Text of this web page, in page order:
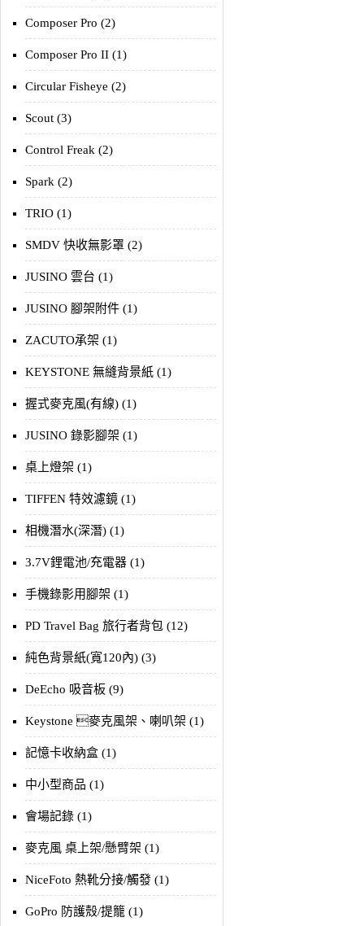
Composer Pro (2)
Composer Pro II (1)
Circular Fisheye (2)
Scout (3)
Control Freak (2)
Spark (2)
TRIO (1)
SMDV 快收無影罩 (2)
JUSINO 雲台 (1)
JUSINO 腳架附件 (1)
ZACUTO承架 (1)
KEYSTONE 無縫背景紙 (1)
握式麥克風(有線) (1)
JUSINO 錄影腳架 (1)
桌上燈架 (1)
TIFFEN 特效濾鏡 (1)
相機潛水(深潛) (1)
3.7V鋰電池/充電器 (1)
手機錄影用腳架 (1)
PD Travel Bag 旅行者背包 (12)
純色背景紙(寬120內) (3)
DeEcho 吸音板 (9)
Keystone 麥克風架、喇叭架 (1)
記憶卡收納盒 (1)
中小型商品 (1)
會場記錄 (1)
麥克風 桌上架/懸臂架 (1)
NiceFoto 熱靴分接/觸發 (1)
GoPro 防護殼/提籠 (1)